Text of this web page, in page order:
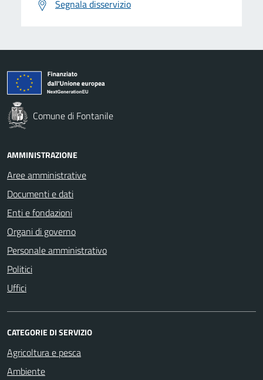
Segnala disservizio
Comune di Fontanile
AMMINISTRAZIONE
Aree amministrative
Documenti e dati
Enti e fondazioni
Organi di governo
Personale amministrativo
Politici
Uffici
CATEGORIE DI SERVIZIO
Agricoltura e pesca
Ambiente